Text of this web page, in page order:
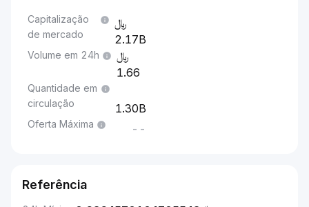
Capitalização
de mercado
2.17B
Volume em 24h
1.66
Quantidade em
circulação
1.30B
Oferta Máxima --
Referência